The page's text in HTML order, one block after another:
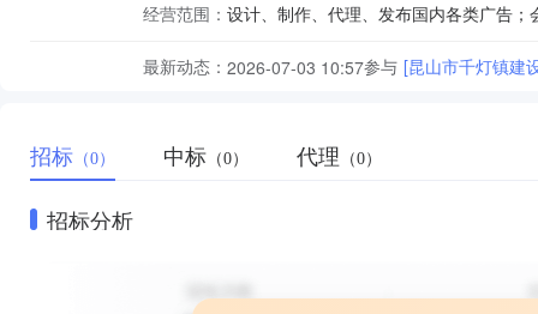
经营范围：
最新动态： 2026-07-03 10:57参与 [昆山市千灯镇建
招标 （0） 中标 （0） 代理 （0）
招标分析